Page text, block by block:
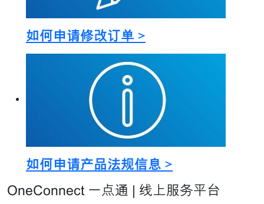
如何申请修改订单 >
如何申请产品法规信息 >
OneConnect 一点通 | 线上服务平台